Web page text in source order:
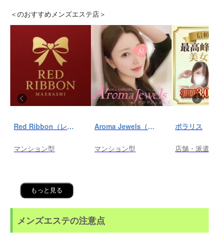
＜のおすすめメンズエステ店＞
Red Ribbon（レッドリボン）前橋
マンション型
Aroma Jewels（アロマ ジュエルズ）秋葉原ルーム
マンション型
ポラリス
店舗・派遣
もっと見る
メンズエステの注意点